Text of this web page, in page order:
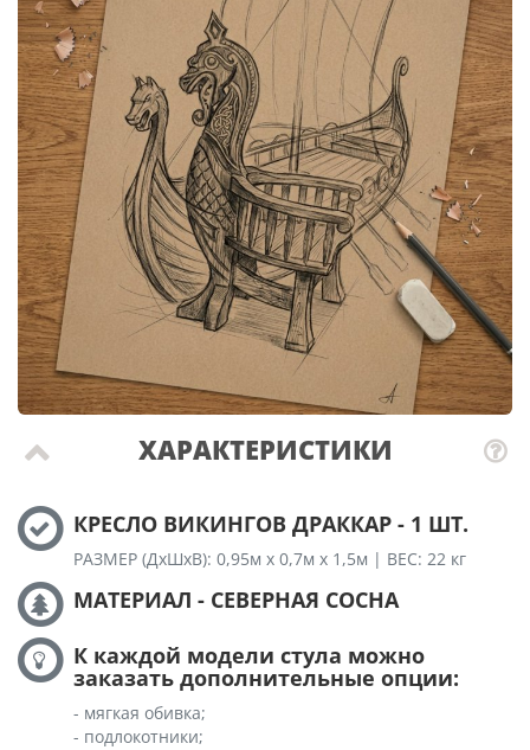
ХАРАКТЕРИСТИКИ
КРЕСЛО ВИКИНГОВ ДРАККАР - 1 ШТ.
РАЗМЕР (ДхШхВ): 0,95м х 0,7м х 1,5м | ВЕС: 22 кг
МАТЕРИАЛ - СЕВЕРНАЯ СОСНА
К каждой модели стула можно
заказать дополнительные опции:
- мягкая обивка;
- подлокотники;